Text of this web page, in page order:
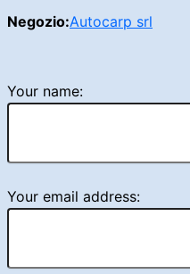
Negozio:Autocarp srl
Your name:
Your email address: